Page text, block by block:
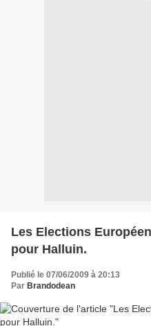
Les Elections
pour Halluin.
Publié le 07/06/2009 à 20:13
Par Brandodean